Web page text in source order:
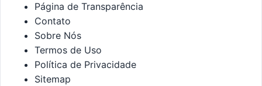
Página de Transparência
Contato
Sobre Nós
Termos de Uso
Política de Privacidade
Sitemap